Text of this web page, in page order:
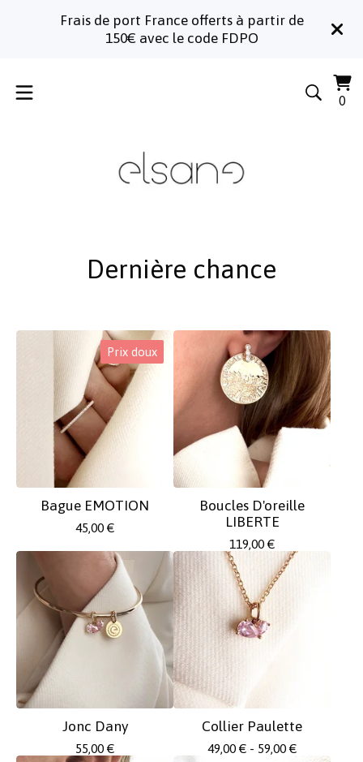
Frais de port France offerts à partir de
150€ avec le code FDPO
0
Dernière chance
Prix doux
Bague EMOTION
45,00 €
Boucles D'oreille
LIBERTE
119,00 €
Jonc Dany
55,00 €
Collier Paulette
49,00 € - 59,00 €